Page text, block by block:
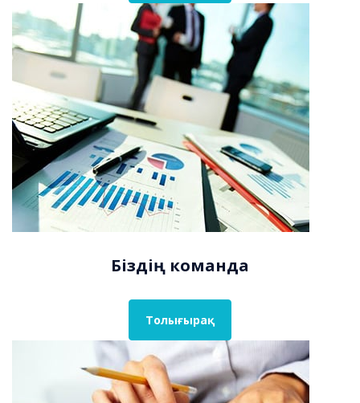
Біздің команда
Толығырақ